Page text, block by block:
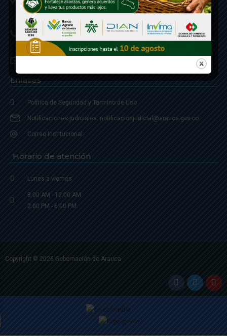
Código postal 810001
Linea de Servicio a la Ciudadania: 57- 6078851946
Linea Anticorrupción: 607885 3374
Enlaces
Política de Seguridad y Termino de Uso
Notificaciones judiciales: notificacionjudicial@arauca.gov.co
Correo Institucional
Horario de atención
Lunes a viernes
8:00 AM - 12:00 AM
2:00 PM - 6:00 PM.
Copyright © 2026 Gobernación de Arauca